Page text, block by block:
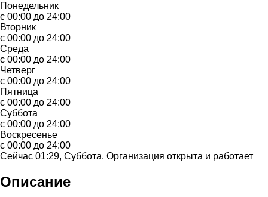
Понедельник
с 00:00 до 24:00
Вторник
с 00:00 до 24:00
Среда
с 00:00 до 24:00
Четверг
с 00:00 до 24:00
Пятница
с 00:00 до 24:00
Суббота
с 00:00 до 24:00
Воскресенье
с 00:00 до 24:00
Сейчас 01:29, Суббота. Организация открыта и работает
Описание